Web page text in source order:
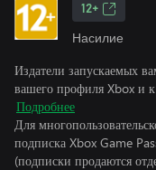
12+
Насилие
Издатели запускаемых
вашего профиля Xbox и
Подробнее
Для
подписка Xbox Game
(подписки продаются